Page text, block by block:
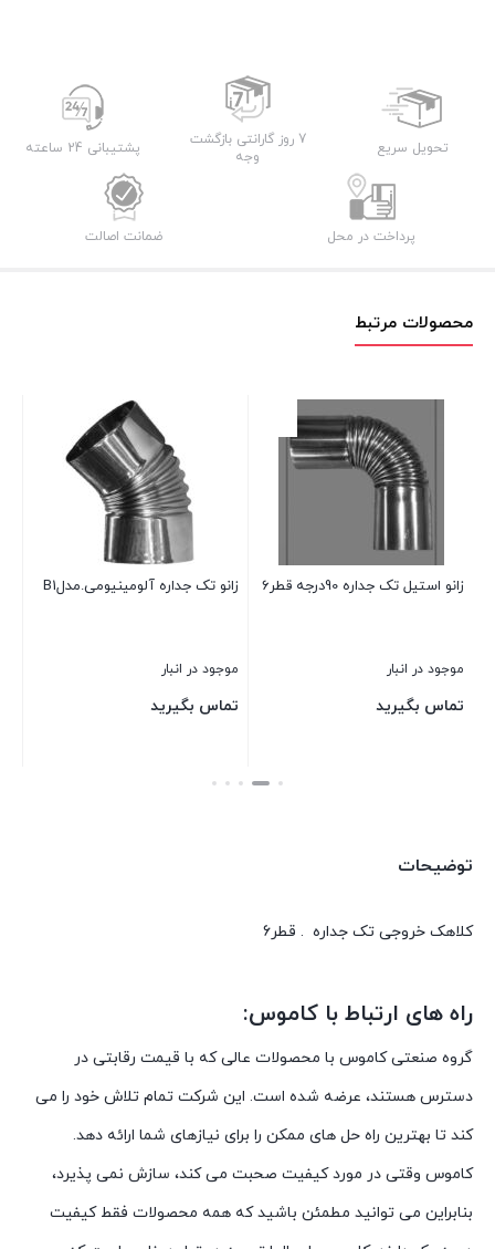
تحویل سریع
7 روز گارانتی بازگشت
وجه
پشتیبانی 24 ساعته
پرداخت در محل ضمانت اصالت
محصولات مرتبط
زانو استیل تک جداره 90درجه قطر6
موجود در انبار
تماس بگیرید
زانو تک جداره آلومینیومی.مدلB1
موجود در انبار
تماس بگیرید
بستن
توضیحات
کلاهک خروجی تک جداره . قطر6
راه های ارتباط با کاموس:
گروه صنعتی کاموس با محصولات عالی که با قیمت رقابتی در
دسترس هستند، عرضه شده است. این شرکت تمام تلاش خود را می
کند تا بهترین راه حل های ممکن را برای نیازهای شما ارائه دهد.
کاموس وقتی در مورد کیفیت صحبت می کند، سازش نمی پذیرد،
بنابراین می توانید مطمئن باشید که همه محصولات فقط کیفیت